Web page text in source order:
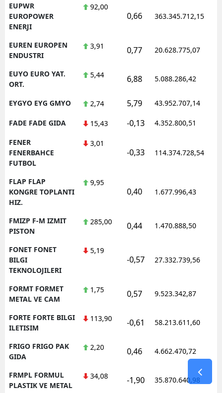
EUPWR
EUROPOWER
ENERJI
92,00
0,66 363.345.712,15
EUREN EUROPEN
ENDUSTRI
3,91 0,77 20.628.775,07
EUYO EURO YAT.
ORT.
5,44 6,88 5.088.286,42
EYGYO EYG GMYO 2,74 5,79 43.952.707,14
FADE FADE GIDA 15,43 -0,13 4.352.800,51
FENER
FENERBAHCE
FUTBOL
3,01
-0,33 114.374.728,54
FLAP FLAP
KONGRE TOPLANTI
HIZ.
9,95
0,40 1.677.996,43
FMIZP F-M IZMIT
PISTON
285,00 0,44 1.470.888,50
FONET FONET
BILGI
TEKNOLOJILERI
5,19
-0,57 27.332.739,56
FORMT FORMET
METAL VE CAM
1,75 0,57 9.523.342,87
FORTE FORTE BILGI
ILETISIM
113,90 -0,61 58.213.611,60
FRIGO FRIGO PAK
GIDA
2,20 0,46 4.662.470,72
FRMPL FORMUL
PLASTIK VE METAL
34,08 -1,90 35.870.640,98